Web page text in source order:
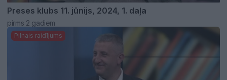
Preses klubs 11. jūnijs, 2024, 1. daļa
pirms 2 gadiem
Pilnais raidījums